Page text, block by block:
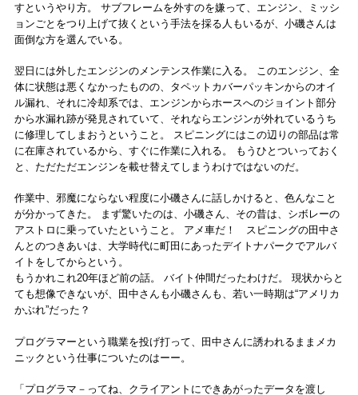
すというやり方。 サブフレームを外すのを嫌って、エンジン、ミッシ
ョンごとをつり上げて抜くという手法を採る人もいるが、小磯さんは
面倒な方を選んでいる。
翌日には外したエンジンのメンテンス作業に入る。 このエンジン、全
体に状態は悪くなかったものの、タペットカバーパッキンからのオイ
ル漏れ、それに冷却系では、エンジンからホースへのジョイント部分
から水漏れ跡が発見されていて、それならエンジンが外れているうち
に修理してしまおうということ。 スピニングにはこの辺りの部品は常
に在庫されているから、すぐに作業に入れる。 もうひとついっておく
と、ただただエンジンを載せ替えてしまうわけではないのだ。
作業中、邪魔にならない程度に小磯さんに話しかけると、色んなこと
が分かってきた。 まず驚いたのは、小磯さん、その昔は、シボレーの
アストロに乗っていたということ。 アメ車だ！ スピニングの田中さ
んとのつきあいは、大学時代に町田にあったデイトナパークでアルバ
イトをしてからという。
もうかれこれ20年ほど前の話。 バイト仲間だったわけだ。 現状からと
ても想像できないが、田中さんも小磯さんも、若い一時期は“アメリカ
かぶれ”だった？
プログラマーという職業を投げ打って、田中さんに誘われるままメカ
ニックという仕事についたのはーー。
「プログラマ－ってね、クライアントにできあがったデータを渡し